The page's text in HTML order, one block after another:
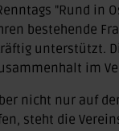
"Rund in
bestehende
unterstützt.
im
nicht nur auf
steht die